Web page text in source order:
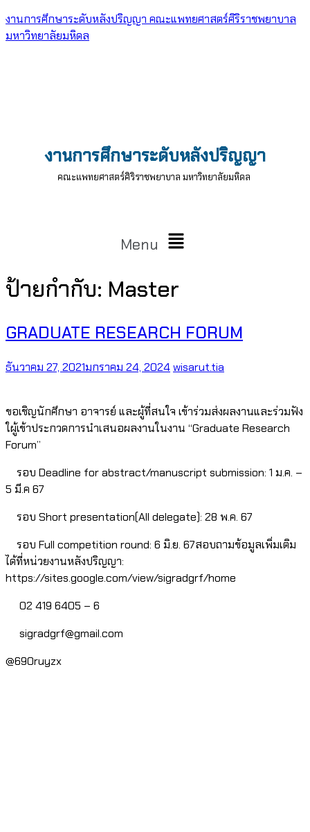
งานการศึกษาระดับหลังปริญญา คณะแพทยศาสตร์ศิริราชพยาบาล
มหาวิทยาลัยมหิดล
งานการศึกษาระดับหลังปริญญา
คณะแพทยศาสตร์ศิริราชพยาบาล มหาวิทยาลัยมหิดล
Menu
ป้ายกำกับ: Master
GRADUATE RESEARCH FORUM
ธันวาคม 27, 2021มกราคม 24, 2024wisarut.tia
ขอเชิญนักศึกษา อาจารย์ และผู้ที่สนใจ เข้าร่วมส่งผลงานและร่วมฟัง
ใผู้เข้าประกวดการนำเสนอผลงานในงาน “Graduate Research
Forum”
รอบ Deadline for abstract/manuscript submission: 1 ม.ค. –
5 มี.ค 67
รอบ Short presentation(All delegate): 28 พ.ค. 67
รอบ Full competition round: 6 มิ.ย. 67สอบถามข้อมูลเพิ่มเติม
ได้ที่หน่วยงานหลังปริญญา:
https://sites.google.com/view/sigradgrf/home
02 419 6405 – 6
sigradgrf@gmail.com
@690ruyzx